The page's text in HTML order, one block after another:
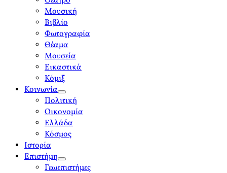
Μουσική
Βιβλίο
Φωτογραφία
Θέαμα
Μουσεία
Εικαστικά
Κόμιξ
Κοινωνία
open
menu
Πολιτική
Οικονομία
Ελλάδα
Κόσμος
Ιστορία
Επιστήμη
open
Γεωεπιστήμες